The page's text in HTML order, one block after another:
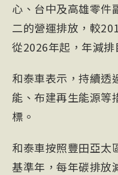
心、台中及高雄零件
二的營運排放，較
從2026年起，年減排
和泰車表示，持續透
能、布建再生能源等
標。
和泰車按照豐田亞太
基準年，每年碳排放